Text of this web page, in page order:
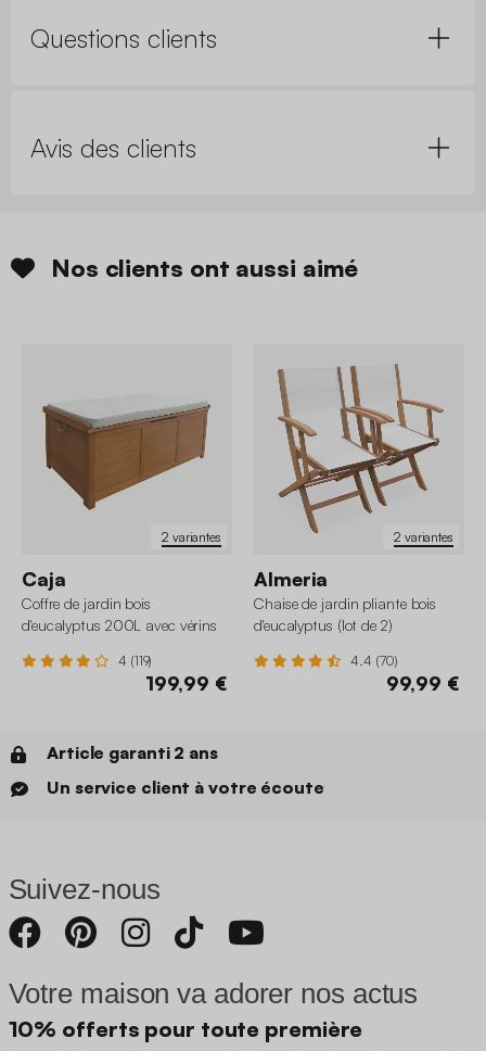
Questions clients
Avis des clients
Nos clients ont aussi aimé
2 variantes
Caja
Coffre de jardin bois
d'eucalyptus 200L avec vérins
4 (119)
199,99 €
2 variantes
Almeria
Chaise de jardin pliante bois
d'eucalyptus (lot de 2)
4.4 (70)
99,99 €
Article garanti 2 ans
Un service client à votre écoute
Suivez-nous
Votre maison va adorer nos actus
10% offerts pour toute première